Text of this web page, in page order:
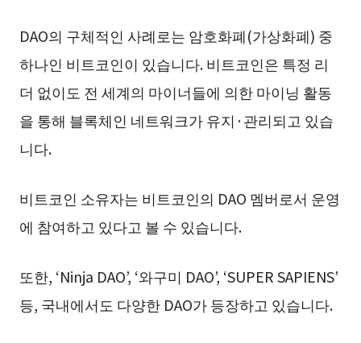
DAO의 구체적인 사례로는 암호화폐(가상화폐) 중
하나인 비트코인이 있습니다. 비트코인은 특정 리
더 없이도 전 세계의 마이너들에 의한 마이닝 활동
을 통해 블록체인 네트워크가 유지·관리되고 있습
니다.
비트코인 소유자는 비트코인의 DAO 멤버로서 운영
에 참여하고 있다고 볼 수 있습니다.
또한, ‘Ninja DAO’, ‘와구미 DAO’, ‘SUPER SAPIENS’
등, 국내에서도 다양한 DAO가 등장하고 있습니다.